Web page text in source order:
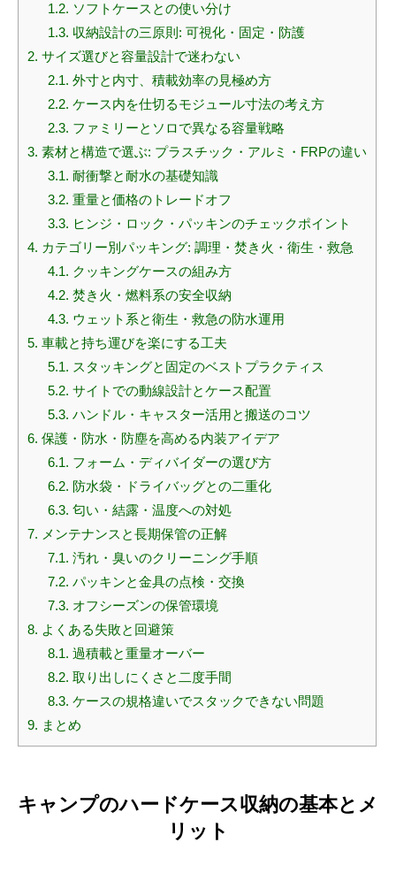
1.2. ソフトケースとの使い分け
1.3. 収納設計の三原則: 可視化・固定・防護
2. サイズ選びと容量設計で迷わない
2.1. 外寸と内寸、積載効率の見極め方
2.2. ケース内を仕切るモジュール寸法の考え方
2.3. ファミリーとソロで異なる容量戦略
3. 素材と構造で選ぶ: プラスチック・アルミ・FRPの違い
3.1. 耐衝撃と耐水の基礎知識
3.2. 重量と価格のトレードオフ
3.3. ヒンジ・ロック・パッキンのチェックポイント
4. カテゴリー別パッキング: 調理・焚き火・衛生・救急
4.1. クッキングケースの組み方
4.2. 焚き火・燃料系の安全収納
4.3. ウェット系と衛生・救急の防水運用
5. 車載と持ち運びを楽にする工夫
5.1. スタッキングと固定のベストプラクティス
5.2. サイトでの動線設計とケース配置
5.3. ハンドル・キャスター活用と搬送のコツ
6. 保護・防水・防塵を高める内装アイデア
6.1. フォーム・ディバイダーの選び方
6.2. 防水袋・ドライバッグとの二重化
6.3. 匂い・結露・温度への対処
7. メンテナンスと長期保管の正解
7.1. 汚れ・臭いのクリーニング手順
7.2. パッキンと金具の点検・交換
7.3. オフシーズンの保管環境
8. よくある失敗と回避策
8.1. 過積載と重量オーバー
8.2. 取り出しにくさと二度手間
8.3. ケースの規格違いでスタックできない問題
9. まとめ
キャンプのハードケース収納の基本とメ
リット